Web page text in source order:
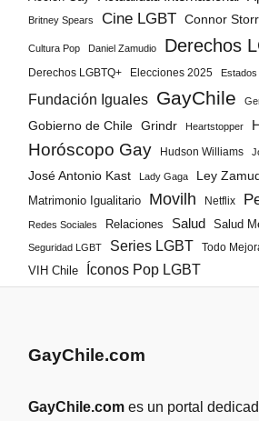
Britney Spears Cine LGBT Connor
Cultura Pop Daniel Zamudio Derechos
Derechos LGBTQ+ Elecciones 2025
Fundación Iguales GayChile
Gobierno de Chile Grindr Heartstopper
Horóscopo Gay Hudson Williams
José Antonio Kast Lady Gaga Ley
Matrimonio Igualitario Movilh Netflix
Redes Sociales Relaciones Salud Salud
Seguridad LGBT Series LGBT Todo
VIH Chile
Íconos Pop LGBT
GayChile.com
GayChile.com es un portal